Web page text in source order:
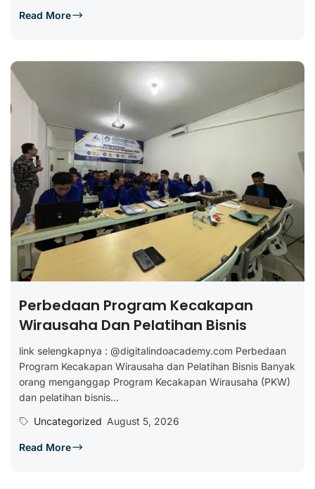
Read More
Perbedaan Program Kecakapan
Wirausaha Dan Pelatihan Bisnis
link selengkapnya : @digitalindoacademy.com Perbedaan
Program Kecakapan Wirausaha dan Pelatihan Bisnis Banyak
orang menganggap Program Kecakapan Wirausaha (PKW)
dan pelatihan bisnis...
Uncategorized August 5, 2026
Read More